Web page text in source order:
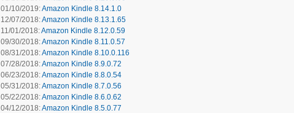
01/10/2019:Amazon Kindle 8.14.1.0
12/07/2018:Amazon Kindle 8.13.1.65
11/01/2018:Amazon Kindle 8.12.0.59
09/30/2018:Amazon Kindle 8.11.0.57
08/31/2018:Amazon Kindle 8.10.0.116
07/28/2018:Amazon Kindle 8.9.0.72
06/23/2018:Amazon Kindle 8.8.0.54
05/31/2018:Amazon Kindle 8.7.0.56
05/22/2018:Amazon Kindle 8.6.0.62
04/12/2018:Amazon Kindle 8.5.0.77